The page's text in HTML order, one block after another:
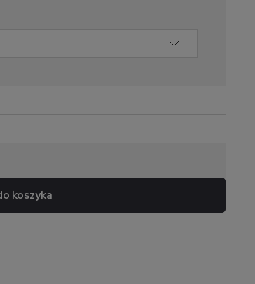
koszyka